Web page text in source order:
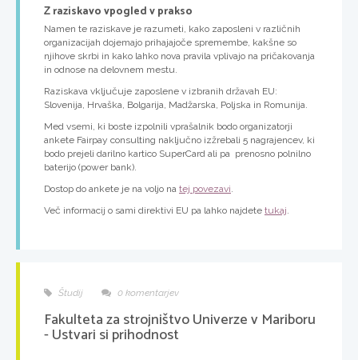
Z raziskavo vpogled v prakso
Namen te raziskave je razumeti, kako zaposleni v različnih
organizacijah dojemajo prihajajoče spremembe, kakšne so
njihove skrbi in kako lahko nova pravila vplivajo na pričakovanja
in odnose na delovnem mestu.
Raziskava vključuje zaposlene v izbranih državah EU:
Slovenija, Hrvaška, Bolgarija, Madžarska, Poljska in Romunija.
Med vsemi, ki boste izpolnili vprašalnik bodo organizatorji
ankete Fairpay consulting naključno izžrebali 5 nagrajencev, ki
bodo prejeli darilno kartico SuperCard ali pa prenosno polnilno
baterijo (power bank).
Dostop do ankete je na voljo na tej povezavi.
Več informacij o sami direktivi EU pa lahko najdete tukaj.
Študij 0 komentarjev
Fakulteta za strojništvo Univerze v Mariboru
- Ustvari si prihodnost